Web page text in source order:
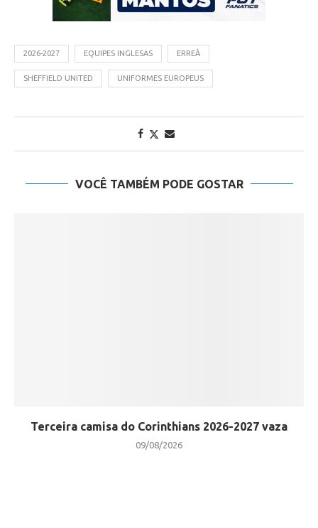
2026-2027 EQUIPES INGLESAS ERREÀ
SHEFFIELD UNITED UNIFORMES EUROPEUS
VOCÊ TAMBÉM PODE GOSTAR
Terceira camisa do Corinthians 2026-2027 vaza
09/08/2026